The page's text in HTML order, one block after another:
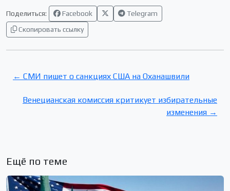
Поделиться: Facebook
Telegram
Скопировать ссылку
← СМИ пишет о санкциях США на Оханашвили
Венецианская комиссия критикует избирательные
изменения →
Ещё по теме